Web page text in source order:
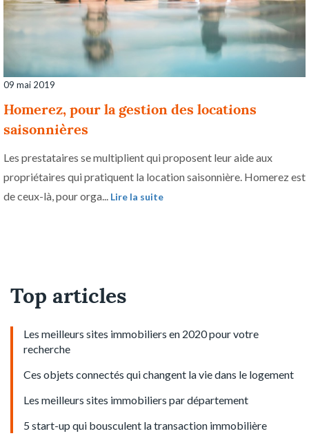
09 mai 2019
Homerez, pour la gestion des locations
saisonnières
Les prestataires se multiplient qui proposent leur aide aux
propriétaires qui pratiquent la location saisonnière. Homerez est
de ceux-là, pour orga...
Lire la suite
Top articles
Les meilleurs sites immobiliers en 2020 pour votre
recherche
Ces objets connectés qui changent la vie dans le logement
Les meilleurs sites immobiliers par département
5 start-up qui bousculent la transaction immobilière